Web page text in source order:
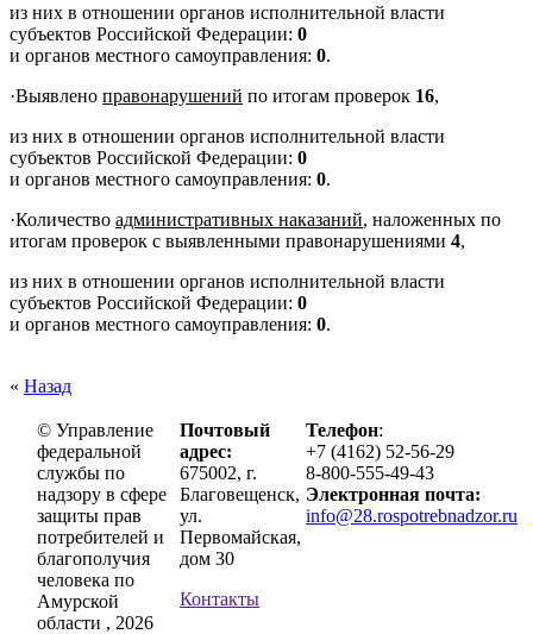
из них в отношении органов исполнительной власти
субъектов Российской Федерации: 0
и органов местного самоуправления: 0.
·Выявлено правонарушений по итогам проверок 16,
из них в отношении органов исполнительной власти
субъектов Российской Федерации: 0
и органов местного самоуправления: 0.
·Количество административных наказаний, наложенных по
итогам проверок с выявленными правонарушениями 4,
из них в отношении органов исполнительной власти
субъектов Российской Федерации: 0
и органов местного самоуправления: 0.
« Назад
© Управление
федеральной
службы по
надзору в сфере
защиты прав
потребителей и
благополучия
человека по
Амурской
области , 2026
Почтовый
адрес:
675002, г.
Благовещенск,
ул.
Первомайская,
дом 30
Контакты
Телефон:
+7 (4162) 52-56-29
8-800-555-49-43
Электронная почта:
info@28.rospotrebnadzor.ru